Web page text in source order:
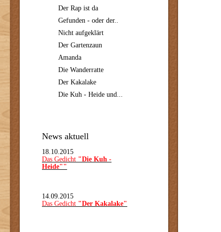
Der Rap ist da
Gefunden - oder der..
Nicht aufgeklärt
Der Gartenzaun
Amanda
Die Wanderratte
Der Kakalake
Die Kuh - Heide und...
News aktuell
18.10.2015
Das Gedicht "Die Kuh -
Heide""
14.09.2015
Das Gedicht "Der Kakalake"